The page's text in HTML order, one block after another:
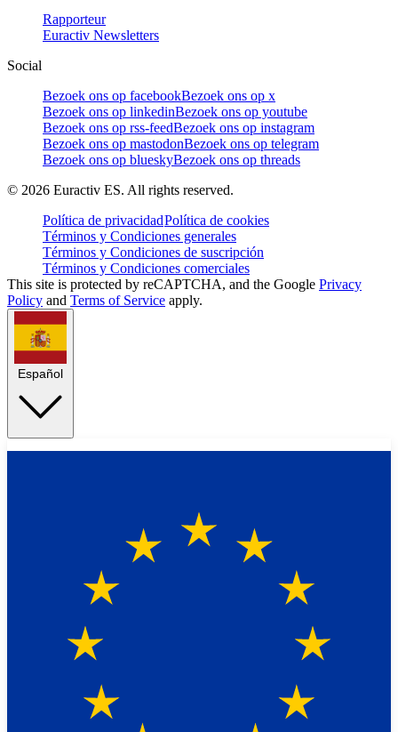
Rapporteur
Euractiv Newsletters
Social
Bezoek ons op facebookBezoek ons op x
Bezoek ons op linkedinBezoek ons op youtube
Bezoek ons op rss-feedBezoek ons op instagram
Bezoek ons op mastodonBezoek ons op telegram
Bezoek ons op blueskyBezoek ons op threads
© 2026 Euractiv ES. All rights reserved.
Política de privacidadPolítica de cookies
Términos y Condiciones generales
Términos y Condiciones de suscripción
Términos y Condiciones comerciales
This site is protected by reCAPTCHA, and the Google Privacy
Policy and Terms of Service apply.
Español